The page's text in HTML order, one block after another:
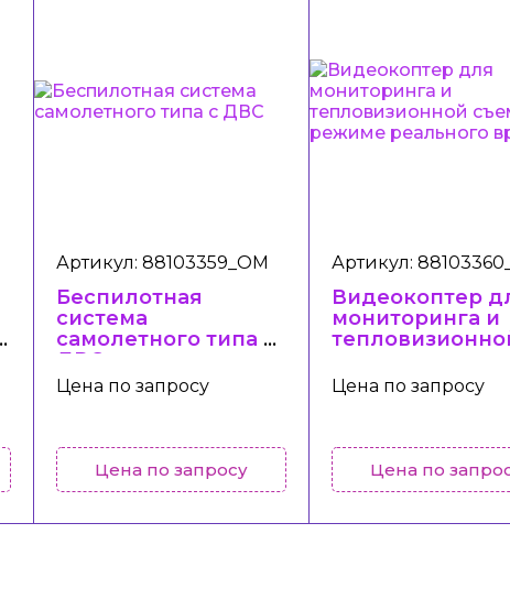
Артикул: 88103359_ОМ
Беспилотная
система
самолетного типа с
ДВС
Цена по запросу
Цена по запросу
Артикул:
Видеокоптер
мониторинга и
реального
Цена по запросу
Цена по